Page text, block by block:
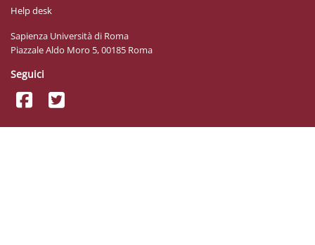
Help desk
Sapienza Università di Roma
Piazzale Aldo Moro 5, 00185 Roma
Seguici